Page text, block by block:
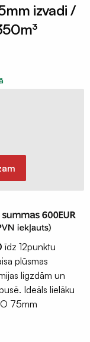
izvadi /
īdz 12punktu
plūsmas
ligzdām un
Ideāls lielāku
75mm